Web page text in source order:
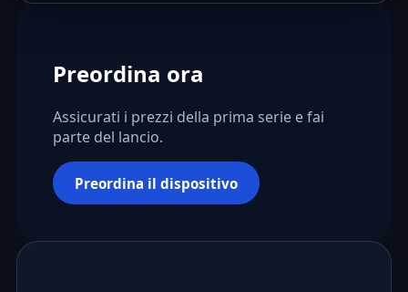
Preordina ora
Assicurati i prezzi della prima serie e fai
parte del lancio.
Preordina il dispositivo